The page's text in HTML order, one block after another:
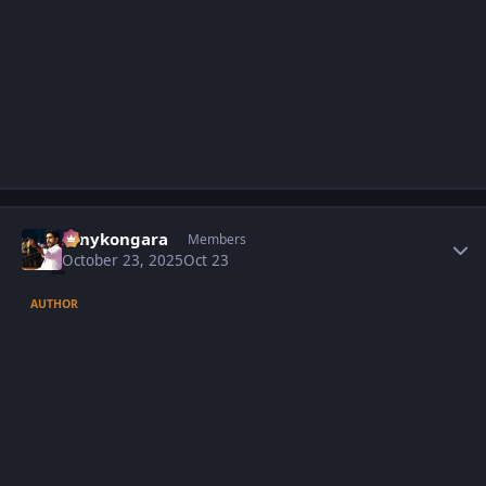
sonykongara Members
October 23, 2025Oct 23
AUTHOR